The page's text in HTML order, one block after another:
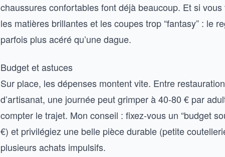
chaussures confortables font déjà beaucoup. Et si
les matières brillantes et les coupes trop “fantasy” : le
parfois plus acéré qu’une dague.
Budget et astuces
Sur place, les dépenses montent vite. Entre
d’artisanat, une journée peut grimper à 40-80 € par
compter le trajet. Mon conseil : fixez-vous un “budget
€) et privilégiez une belle pièce durable (petite
plusieurs achats impulsifs.